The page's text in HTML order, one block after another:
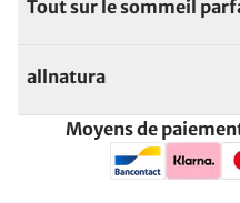
Tout sur le sommeil
allnatura
Moyens de